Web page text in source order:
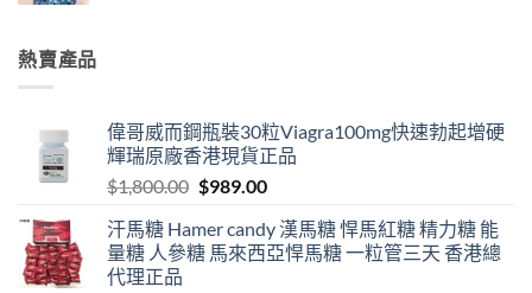
熱賣產品
偉哥威而鋼瓶裝30粒Viagra100mg快速勃起增硬
輝瑞原廠香港現貨正品
$1,800.00 Original
was:
$1,800.00.
$989.00Current
is:
$989.00.
汗馬糖 Hamer candy 漢馬糖 悍馬紅糖 精力糖 能
量糖 人參糖 馬來西亞悍馬糖 一粒管三天 香港總
代理正品